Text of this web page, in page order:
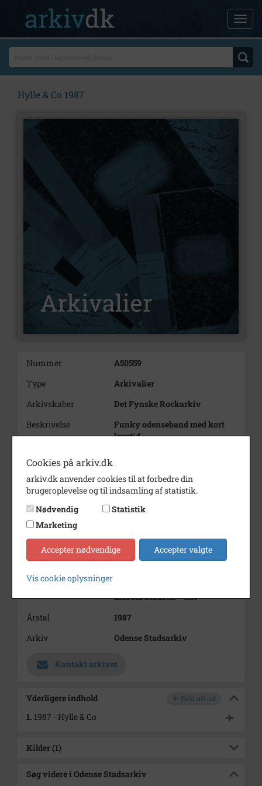
Hylle & Co 1987
Nummer
A50559
Type
Arkivalier
Arkivskaber
Det Fynske Rockarkiv
Beskrivelse
Funky odenseband med kort
levetid
Bemærkning
Vivi Jacobsen – vokal
Henrik ”Hylle” Nielsen – guitar
Peter Albrektsen – bas
Tom Moriis – keyboards.
Jesper Ohm – sax
Jens Lohmann – keyboard
Henrik Kunz – bas
Lisbeth Madsen – kor
Årstal
1987
Arkiv
Odense Stadsarkiv
Kontakt arkivet
Yderligere indhold Fold alt ud
1. 1987 - Hylle & Co
Kilder (1)
Søg videre i Odense Stadsarkiv
Cookies på arkiv.dk
arkiv.dk anvender cookies til at forbedre din
brugeroplevelse og til indsamling af statistik.
Nødvendig
Statistik
Marketing
Accepter nødvendige Accepter valgte
Vis cookie oplysninger